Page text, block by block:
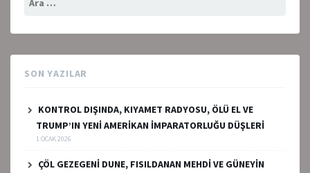
SON YAZILAR
KONTROL DIŞINDA, KIYAMET RADYOSU, ÖLÜ EL VE
TRUMP’IN YENİ AMERİKAN İMPARATORLUĞU DÜŞLERİ
1 OCAK 2026
ÇÖL GEZEGENİ DUNE, FISILDANAN MEHDİ VE GÜNEYİN